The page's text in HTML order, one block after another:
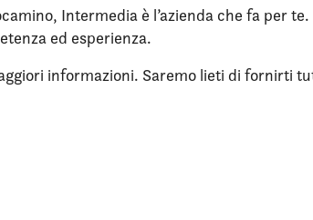
Intermedia è l’azienda che fa per
ed esperienza.
informazioni. Saremo lieti di fornirti